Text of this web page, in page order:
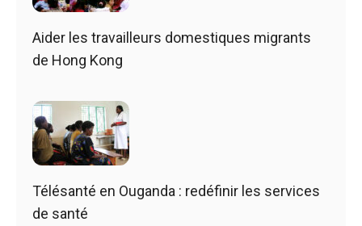
Aider les travailleurs domestiques migrants
de Hong Kong
Télésanté en Ouganda : redéfinir les services
de santé